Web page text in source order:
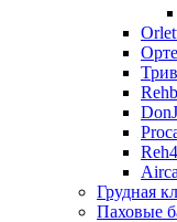
Грудная
Паховые